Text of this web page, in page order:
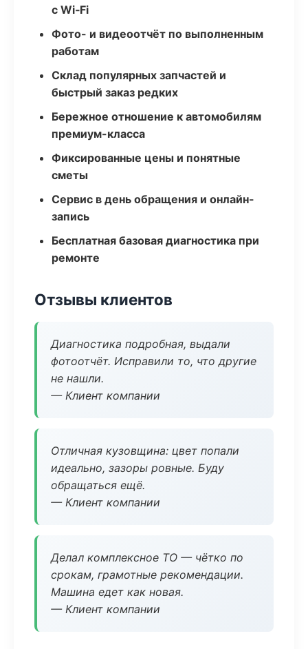
с Wi‑Fi
Фото- и видеоотчёт по выполненным
работам
Склад популярных запчастей и
быстрый заказ редких
Бережное отношение к автомобилям
премиум-класса
Фиксированные цены и понятные
сметы
Сервис в день обращения и онлайн-
запись
Бесплатная базовая диагностика при
ремонте
Отзывы клиентов
Диагностика подробная, выдали
фотоотчёт. Исправили то, что другие
не нашли.
— Клиент компании
Отличная кузовщина: цвет попали
идеально, зазоры ровные. Буду
обращаться ещё.
— Клиент компании
Делал комплексное ТО — чётко по
срокам, грамотные рекомендации.
Машина едет как новая.
— Клиент компании